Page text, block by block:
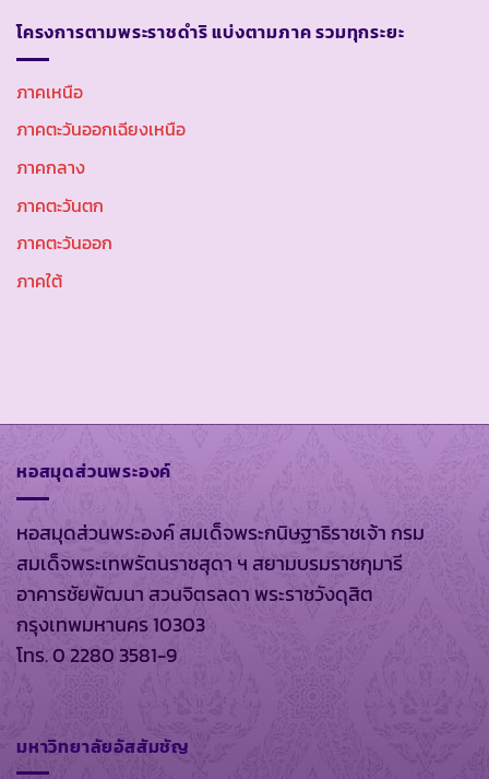
โครงการตามพระราชดำริ แบ่งตามภาค รวมทุกระยะ
ภาคเหนือ
ภาคตะวันออกเฉียงเหนือ
ภาคกลาง
ภาคตะวันตก
ภาคตะวันออก
ภาคใต้
หอสมุดส่วนพระองค์
หอสมุดส่วนพระองค์ สมเด็จพระกนิษฐาธิราชเจ้า กรม
สมเด็จพระเทพรัตนราชสุดา ฯ สยามบรมราชกุมารี
อาคารชัยพัฒนา สวนจิตรลดา พระราชวังดุสิต
กรุงเทพมหานคร 10303
โทร. 0 2280 3581-9
มหาวิทยาลัยอัสสัมชัญ